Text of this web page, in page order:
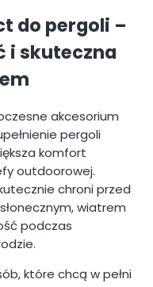
do pergoli –
i skuteczna
akcesorium
pergoli
komfort
outdoorowej.
chroni przed
wiatrem
podczas
które chcą w pełni